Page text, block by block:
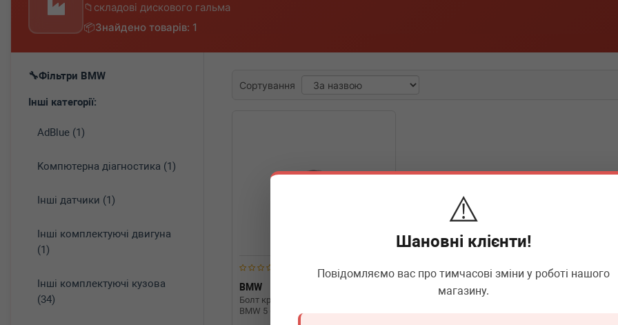
⚠️
Шановні клієнти!
Повідомляємо вас про тимчасові зміни у роботі нашого
магазину.
складові дискового гальма
Знайдено товарів: 1
Фільтри BMW
Інші категорії:
AdBlue (1)
Koмпютepнa діaгнocтикa (1)
Інші датчики (1)
Інші комплектуючі двигуна
(1)
Інші комплектуючі кузова
(34)
Сортування
BMW
Болт кріплення диска гальмівного
BMW 5 (E60) 01- (M6x12)